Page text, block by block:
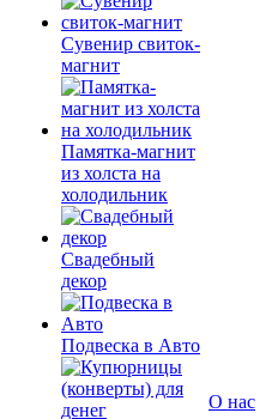
Сувенир свиток-
магнит
Памятка-магнит
из холста на
холодильник
Свадебный
декор
Подвеска в Авто
О нас